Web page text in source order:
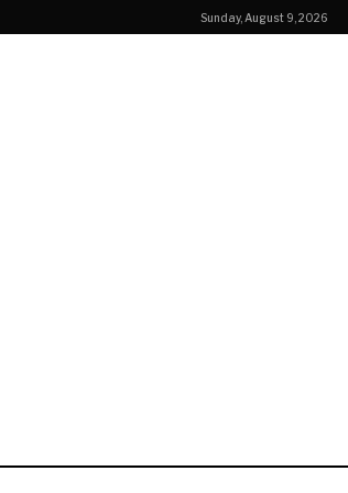
Sunday, August 9, 2026